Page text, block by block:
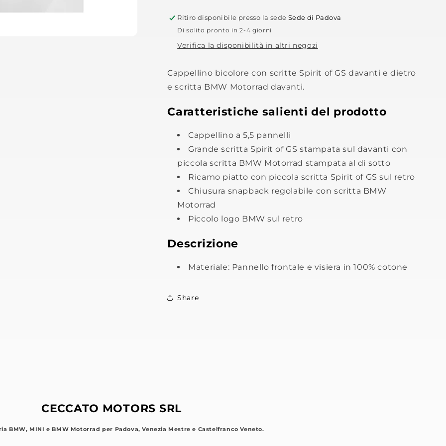
Ritiro disponibile presso la sede Sede di Padova
Di solito pronto in 2-4 giorni
Verifica la disponibilità in altri negozi
Cappellino bicolore con scritte Spirit of GS davanti e dietro
e scritta BMW Motorrad davanti.
Caratteristiche salienti del prodotto
Cappellino a 5,5 pannelli
Grande scritta Spirit of GS stampata sul davanti con
piccola scritta BMW Motorrad stampata al di sotto
Ricamo piatto con piccola scritta Spirit of GS sul retro
Chiusura snapback regolabile con scritta BMW
Motorrad
Piccolo logo BMW sul retro
Descrizione
Materiale: Pannello frontale e visiera in 100% cotone
Share
CECCATO MOTORS SRL
BMW, MINI e BMW Motorrad per Padova, Venezia Mestre e Castelfranco Veneto.